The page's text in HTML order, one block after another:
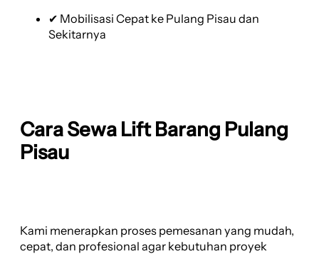
✔ Mobilisasi Cepat ke Pulang Pisau dan
Sekitarnya
Cara Sewa Lift Barang Pulang
Pisau
Kami menerapkan proses pemesanan yang mudah,
cepat, dan profesional agar kebutuhan proyek